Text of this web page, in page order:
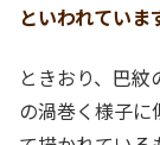
といわれていま
ときおり、巴
の渦巻く様子に